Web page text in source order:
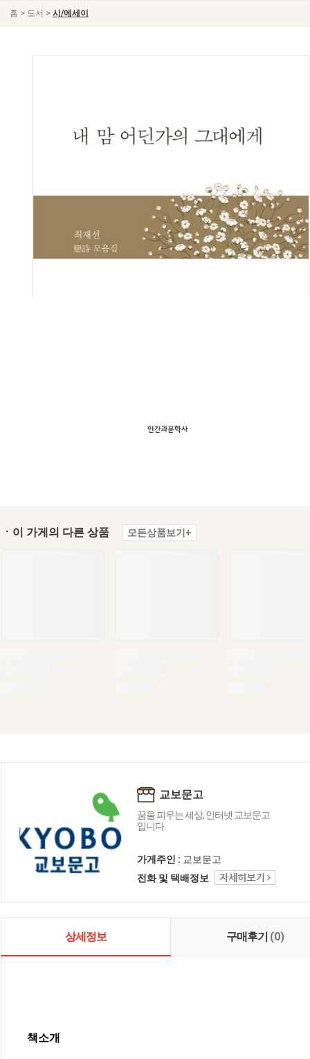
홈 > 도서 > 시/에세이
ㆍ이 가게의 다른 상품 모든상품보기+
교보문고
꿈을 피우는 세상, 인터넷 교보문고
입니다.
가게주인 : 교보문고
전화 및 택배정보
상세정보 구매후기 (0)
책소개